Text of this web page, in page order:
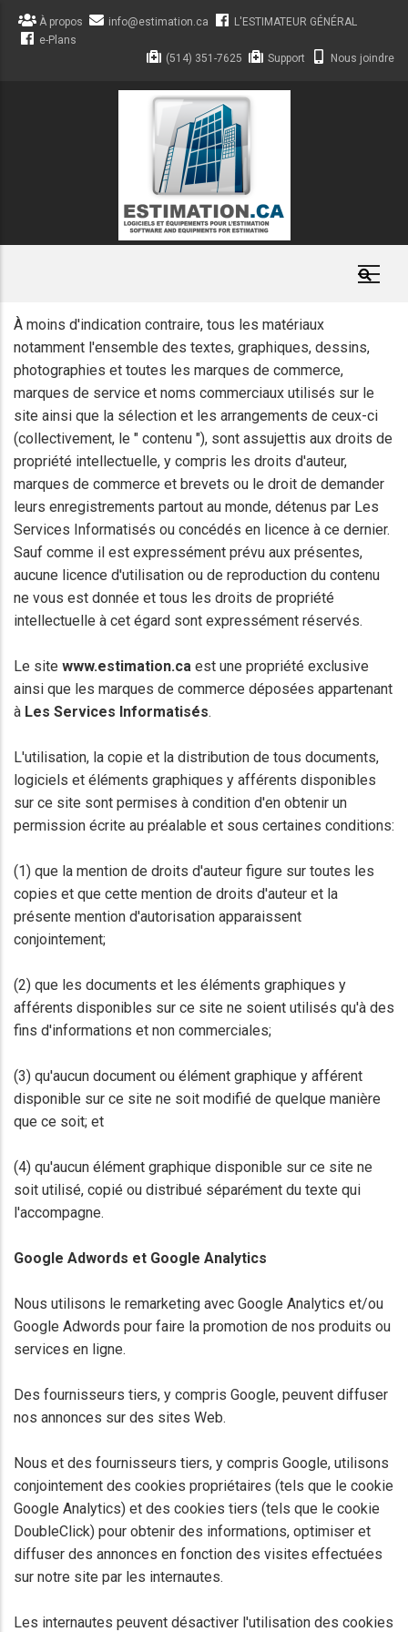
Aller
À propos info@estimation.ca
L'ESTIMATEUR GÉNÉRAL
e-Plans
(514) 351-7625
Support Nous joindre
À moins d'indication contraire, tous les matériaux
notamment l'ensemble des textes, graphiques, dessins,
photographies et toutes les marques de commerce,
marques de service et noms commerciaux utilisés sur le
site ainsi que la sélection et les arrangements de ceux-ci
(collectivement, le " contenu "), sont assujettis aux droits de
propriété intellectuelle, y compris les droits d'auteur,
marques de commerce et brevets ou le droit de demander
leurs enregistrements partout au monde, détenus par Les
Services Informatisés ou concédés en licence à ce dernier.
Sauf comme il est expressément prévu aux présentes,
aucune licence d'utilisation ou de reproduction du contenu
ne vous est donnée et tous les droits de propriété
intellectuelle à cet égard sont expressément réservés.
Le site www.estimation.ca est une propriété exclusive
ainsi que les marques de commerce déposées appartenant
à Les Services Informatisés.
L'utilisation, la copie et la distribution de tous documents,
logiciels et éléments graphiques y afférents disponibles
sur ce site sont permises à condition d'en obtenir un
permission écrite au préalable et sous certaines conditions:
(1) que la mention de droits d'auteur figure sur toutes les
copies et que cette mention de droits d'auteur et la
présente mention d'autorisation apparaissent
conjointement;
(2) que les documents et les éléments graphiques y
afférents disponibles sur ce site ne soient utilisés qu'à des
fins d'informations et non commerciales;
(3) qu'aucun document ou élément graphique y afférent
disponible sur ce site ne soit modifié de quelque manière
que ce soit; et
(4) qu'aucun élément graphique disponible sur ce site ne
soit utilisé, copié ou distribué séparément du texte qui
l'accompagne.
Google Adwords et Google Analytics
Nous utilisons le remarketing avec Google Analytics et/ou
Google Adwords pour faire la promotion de nos produits ou
services en ligne.
Des fournisseurs tiers, y compris Google, peuvent diffuser
nos annonces sur des sites Web.
Nous et des fournisseurs tiers, y compris Google, utilisons
conjointement des cookies propriétaires (tels que le cookie
Google Analytics) et des cookies tiers (tels que le cookie
DoubleClick) pour obtenir des informations, optimiser et
diffuser des annonces en fonction des visites effectuées
sur notre site par les internautes.
Les internautes peuvent désactiver l'utilisation des cookies